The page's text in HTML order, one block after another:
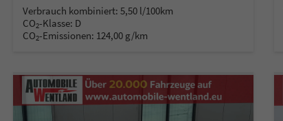
Verbrauch kombiniert: 5,50 l/100km
CO2-Klasse: D
CO2-Emissionen: 124,00 g/km